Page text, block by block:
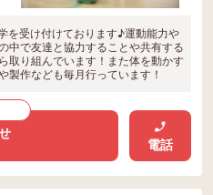
受け付けております♪運動能力や
中で友達と協力することや共有する
取り組んでいます！また体を動かす
製作なども毎月行っています！
電話